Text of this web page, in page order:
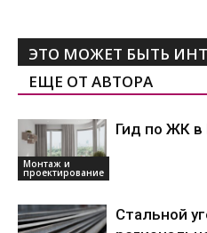
ЭТО МОЖЕТ БЫТЬ
ЕЩЕ ОТ АВТОРА
Монтаж и
проектирование
Гид по ЖК в
Стальной